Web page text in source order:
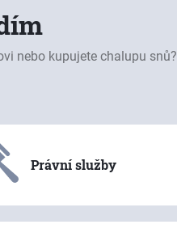
nebo kupujete chalupu snů?
Právní služby